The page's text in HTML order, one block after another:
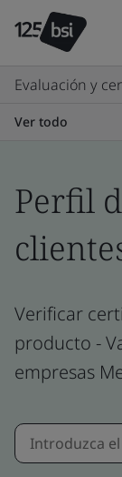
Evaluación y
Ver todo
Perfil
Verificar
producto -
empresas